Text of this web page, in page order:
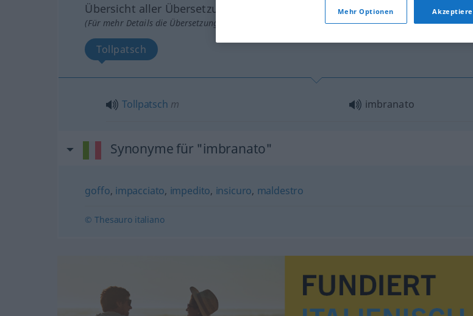
Übersicht aller Übersetzungen
(Für mehr Details die Übersetzung anklicken/antippen)
Tollpatsch
Tollpatsch m imbranato
Synonyme für "imbranato"
goffo, impacciato, impedito, insicuro, maldestro
© Thesauro italiano
Mehr Optionen